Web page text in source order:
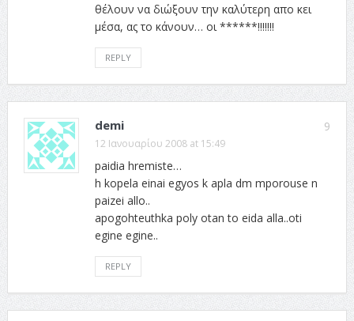
θέλουν να διώξουν την καλύτερη απο κει
μέσα, ας το κάνουν… οι ******!!!!!!!
REPLY
9
demi
12 Ιανουαρίου 2008 at 15:49
paidia hremiste…
h kopela einai egyos k apla dm mporouse n
paizei allo..
apogohteuthka poly otan to eida alla..oti
egine egine..
REPLY